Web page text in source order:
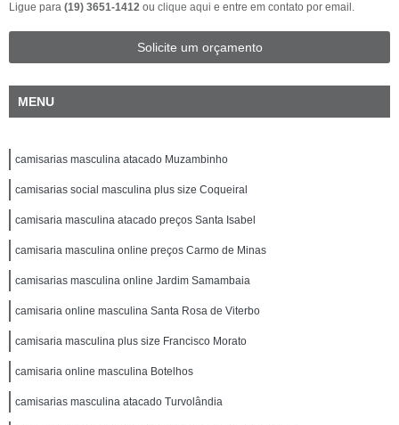
Ligue para (19) 3651-1412 ou clique aqui e entre em contato por email.
Solicite um orçamento
MENU
camisarias masculina atacado Muzambinho
camisarias social masculina plus size Coqueiral
camisaria masculina atacado preços Santa Isabel
camisaria masculina online preços Carmo de Minas
camisarias masculina online Jardim Samambaia
camisaria online masculina Santa Rosa de Viterbo
camisaria masculina plus size Francisco Morato
camisaria online masculina Botelhos
camisarias masculina atacado Turvolândia